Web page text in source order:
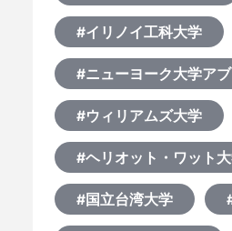
#イリノイ工科大学
#ニューヨーク大学ア
#ウィリアムズ大学
#ヘリオット・ワット
#国立台湾大学